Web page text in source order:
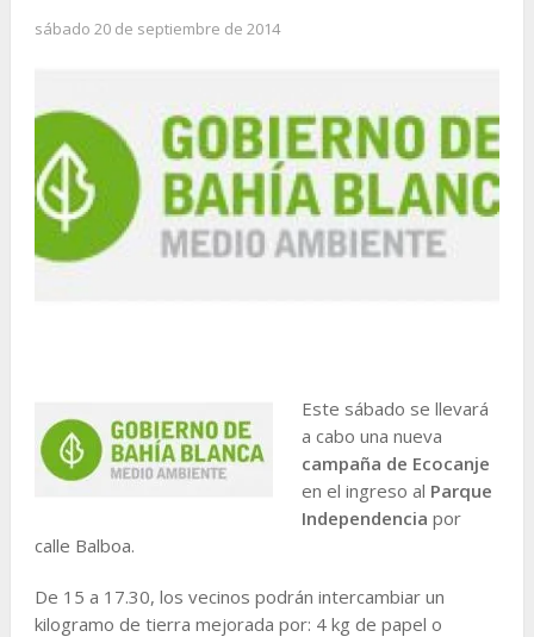
sábado 20 de septiembre de 2014
Este sábado se llevará
a cabo una nueva
campaña de Ecocanje
en el ingreso al Parque
Independencia por
calle Balboa.
De 15 a 17.30, los vecinos podrán intercambiar un
kilogramo de tierra mejorada por: 4 kg de papel o